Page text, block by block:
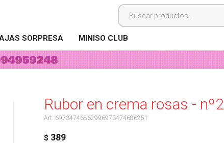
SORPRESA MINISO CLUB
Rubor en crema rosas - nº2
69734746862996973474686251
$ 389